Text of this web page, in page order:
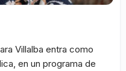
Villalba entra como
en un programa de